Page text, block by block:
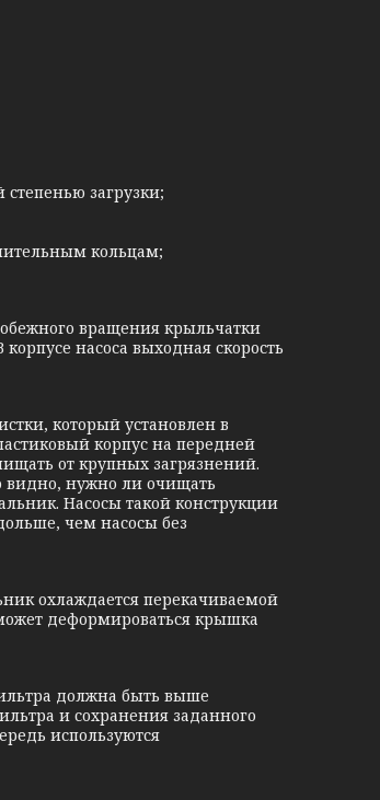
загрузки;
кольцам;
вращения крыльчатки
насоса выходная скорость
который установлен в
корпус на передней
от крупных загрязнений.
видно, нужно ли очищать
Насосы такой конструкции
чем насосы без
охлаждается перекачиваемой
деформироваться крышка
должна быть выше
и сохранения заданного
используются